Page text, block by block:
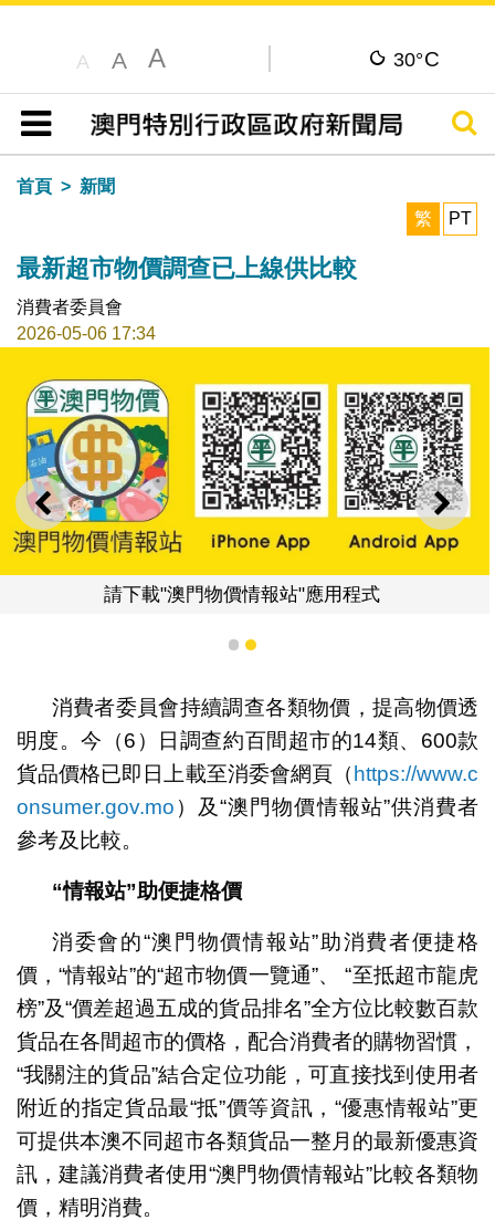
A A A 30°C
目錄
搜尋
首頁
新聞
繁
PT
最新超市物價調查已上線供比較
消費者委員會
2026-05-06 17:34
上一則 下一
請下載"澳門物價情報站"應用程式
1 2
消費者委員會持續調查各類物價，提高物價透
明度。今（6）日調查約百間超市的14類、600款
貨品價格已即日上載至消委會網頁（ https://www.c
onsumer.gov.mo ）及“澳門物價情報站”供消費者
參考及比較。
“情報站”助便捷格價
消委會的“澳門物價情報站”助消費者便捷格
價，“情報站”的“超市物價一覽通”、 “至抵超市龍虎
榜”及“價差超過五成的貨品排名”全方位比較數百款
貨品在各間超市的價格，配合消費者的購物習慣，
“我關注的貨品”結合定位功能，可直接找到使用者
附近的指定貨品最“抵”價等資訊，“優惠情報站”更
可提供本澳不同超市各類貨品一整月的最新優惠資
訊，建議消費者使用“澳門物價情報站”比較各類物
價，精明消費。